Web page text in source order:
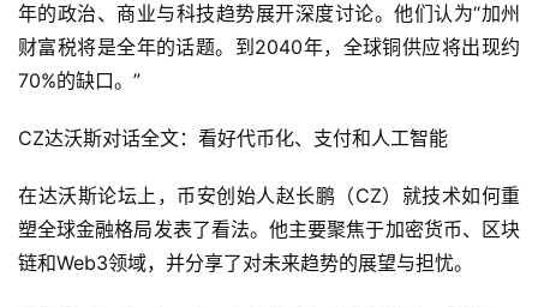
年的政治、商业与科技趋势展开深度讨论。他们认为“加州
财富税将是全年的话题。到2040年，全球铜供应将出现约
70%的缺口。”
CZ达沃斯对话全文：看好代币化、支付和人工智能
在达沃斯论坛上，币安创始人赵长鹏（CZ）就技术如何重
塑全球金融格局发表了看法。他主要聚焦于加密货币、区块
链和Web3领域，并分享了对未来趋势的展望与担忧。